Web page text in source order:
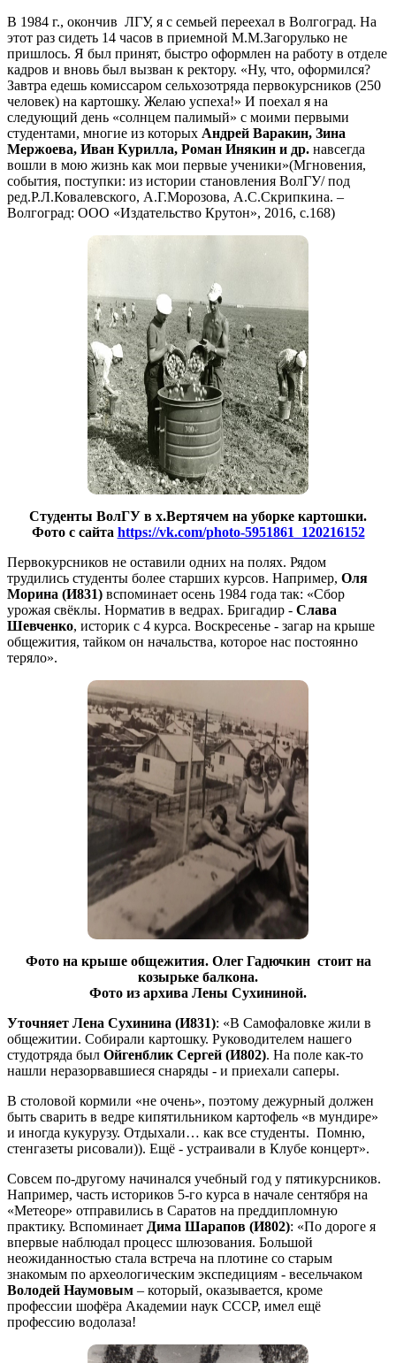
В 1984 г., окончив ЛГУ, я с семьей переехал в Волгоград. На
этот раз сидеть 14 часов в приемной М.М.Загорулько не
пришлось. Я был принят, быстро оформлен на работу в отделе
кадров и вновь был вызван к ректору. «Ну, что, оформился?
Завтра едешь комиссаром сельхозотряда первокурсников (250
человек) на картошку. Желаю успеха!» И поехал я на
следующий день «солнцем палимый» с моими первыми
студентами, многие из которых Андрей Варакин, Зина
Мержоева, Иван Курилла, Роман Инякин и др. навсегда
вошли в мою жизнь как мои первые ученики»(Мгновения,
события, поступки: из истории становления ВолГУ/ под
ред.Р.Л.Ковалевского, А.Г.Морозова, А.С.Скрипкина. –
Волгоград: ООО «Издательство Крутон», 2016, с.168)
Студенты ВолГУ в х.Вертячем на уборке картошки.
Фото с сайта https://vk.com/photo-5951861_120216152
Первокурсников не оставили одних на полях. Рядом
трудились студенты более старших курсов. Например, Оля
Морина (И831) вспоминает осень 1984 года так: «Сбор
урожая свёклы. Норматив в ведрах. Бригадир - Слава
Шевченко, историк с 4 курса. Воскресенье - загар на крыше
общежития, тайком он начальства, которое нас постоянно
теряло».
Фото на крыше общежития. Олег Гадючкин стоит на
козырьке балкона.
Фото из архива Лены Сухининой.
Уточняет Лена Сухинина (И831): «В Самофаловке жили в
общежитии. Собирали картошку. Руководителем нашего
студотряда был Ойгенблик Сергей (И802). На поле как-то
нашли неразорвавшиеся снаряды - и приехали саперы.
В столовой кормили «не очень», поэтому дежурный должен
быть сварить в ведре кипятильником картофель «в мундире»
и иногда кукурузу. Отдыхали… как все студенты. Помню,
стенгазеты рисовали)). Ещё - устраивали в Клубе концерт».
Совсем по-другому начинался учебный год у пятикурсников.
Например, часть историков 5-го курса в начале сентября на
«Метеоре» отправились в Саратов на преддипломную
практику. Вспоминает Дима Шарапов (И802): «По дороге я
впервые наблюдал процесс шлюзования. Большой
неожиданностью стала встреча на плотине со старым
знакомым по археологическим экспедициям - весельчаком
Володей Наумовым – который, оказывается, кроме
профессии шофёра Академии наук СССР, имел ещё
профессию водолаза!